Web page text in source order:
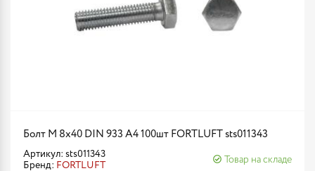
Болт М 8х40 DIN 933 A4 100шт FORTLUFT sts011343
Артикул: sts011343
Бренд: FORTLUFT
Товар на складе